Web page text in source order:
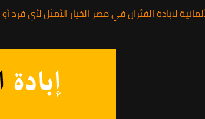
لابادة الفئران في مصر الخيار الأمثل